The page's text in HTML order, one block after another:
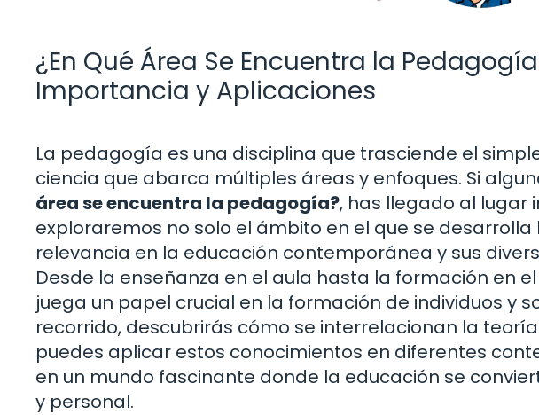
¿En Qué Área Se Encuentra la
Importancia y Aplicaciones
La pedagogía es una disciplina que trasciende el
ciencia que abarca múltiples áreas y enfoques. Si
área se encuentra la pedagogía?, has llegado al lugar
exploraremos no solo el ámbito en el que se
relevancia en la educación contemporánea y sus
Desde la enseñanza en el aula hasta la formación en
juega un papel crucial en la formación de individuos y
recorrido, descubrirás cómo se interrelacionan la
puedes aplicar estos conocimientos en diferentes
en un mundo fascinante donde la educación se
y personal.